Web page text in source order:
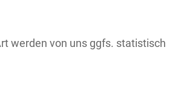
werden von uns ggfs. statistisch